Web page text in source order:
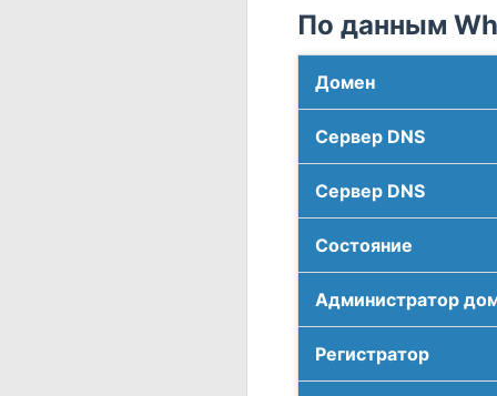
По данным
Домен
Сервер DNS
Сервер DNS
Соcтояние
Администратор
Регистратор